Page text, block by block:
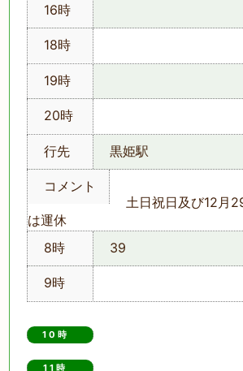
16時
18時
19時
20時
行先 黒姫駅
コメント
土日祝日及び12月
は運休
8時
39
9時
10時
11時